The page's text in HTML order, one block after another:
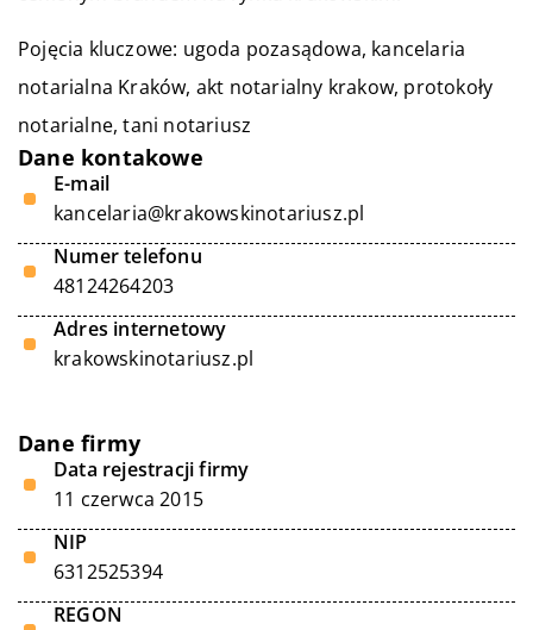
Pojęcia kluczowe: ugoda pozasądowa, kancelaria
notarialna Kraków, akt notarialny krakow, protokoły
notarialne, tani notariusz
Dane kontakowe
E-mail
kancelaria@krakowskinotariusz.pl
Numer telefonu
48124264203
Adres internetowy
krakowskinotariusz.pl
Dane firmy
Data rejestracji firmy
11 czerwca 2015
NIP
6312525394
REGON